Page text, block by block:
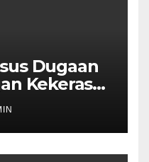
Dugaan
Kekerasan
Phone